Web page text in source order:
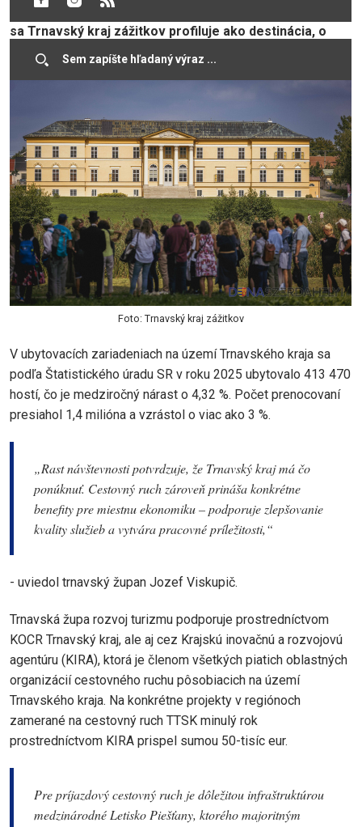
cestovného ruchu (KOCR) Trnavský kraj, podľa ktorej
sa Trnavský kraj zážitkov profiluje ako destinácia, o
ktorú je stále väčší záujem.
Foto: Trnavský kraj zážitkov
V ubytovacích zariadeniach na území Trnavského kraja sa
podľa Štatistického úradu SR v roku 2025 ubytovalo 413 470
hostí, čo je medziročný nárast o 4,32 %. Počet prenocovaní
presiahol 1,4 milióna a vzrástol o viac ako 3 %.
„Rast návštevnosti potvrdzuje, že Trnavský kraj má čo
ponúknuť. Cestovný ruch zároveň prináša konkrétne
benefity pre miestnu ekonomiku – podporuje zlepšovanie
kvality služieb a vytvára pracovné príležitosti,“
- uviedol trnavský župan Jozef Viskupič.
Trnavská župa rozvoj turizmu podporuje prostredníctvom
KOCR Trnavský kraj, ale aj cez Krajskú inovačnú a rozvojovú
agentúru (KIRA), ktorá je členom všetkých piatich oblastných
organizácií cestovného ruchu pôsobiacich na území
Trnavského kraja. Na konkrétne projekty v regiónoch
zamerané na cestovný ruch TTSK minulý rok
prostredníctvom KIRA prispel sumou 50-tisíc eur.
Pre príjazdový cestovný ruch je dôležitou infraštruktúrou
medzinárodné Letisko Piešťany, ktorého majoritným